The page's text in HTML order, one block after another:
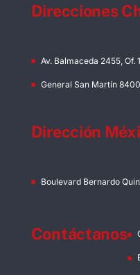
Direcciones
Av. Balmaceda 2455, Of.
General San Martín
Dirección
Boulevard Bernardo
Contáctanos